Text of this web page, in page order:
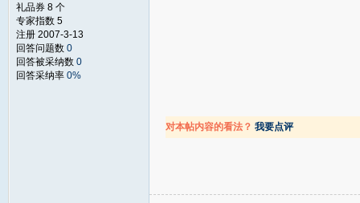
礼品券 8 个
专家指数 5
注册 2007-3-13
回答问题数 0
回答被采纳数 0
回答采纳率 0%
对本帖内容的看法？ 我要点评